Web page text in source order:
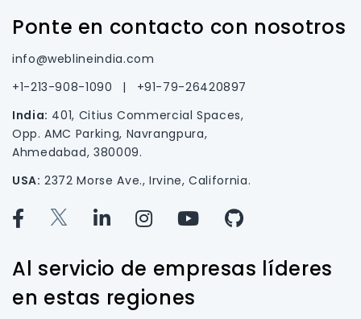
Ponte en contacto con nosotros
info@weblineindia.com
+1-213-908-1090
|
+91-79-26420897
India: 401, Citius Commercial Spaces,
Opp. AMC Parking, Navrangpura,
Ahmedabad, 380009.
USA: 2372 Morse Ave., Irvine, California.
Al servicio de empresas líderes
en estas regiones